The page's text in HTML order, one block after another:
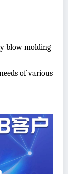
blow molding
of various